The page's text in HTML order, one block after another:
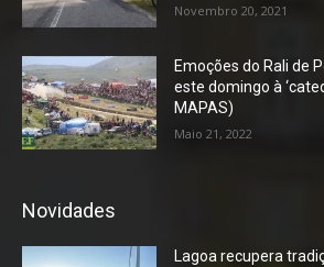
Novembro 20, 2021
Emoções do Rali de
este domingo à
MAPAS)
Maio 21, 2022
Novidades
Lagoa recupera